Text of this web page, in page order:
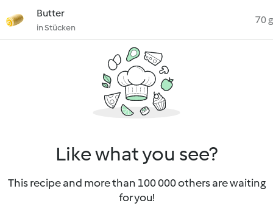
Butter
in Stücken
70 g
Like what you see?
This recipe and more than 100 000 others are waiting
for you!